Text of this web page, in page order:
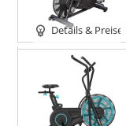
Details & Preise